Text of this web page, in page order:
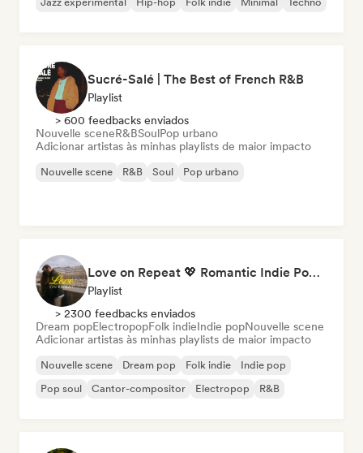
Sucré-Salé | The Best of French R&B
Playlist
> 600 feedbacks enviados
Nouvelle sceneR&BSoulPop urbano
Adicionar artistas às minhas playlists de maior impacto
Nouvelle scene R&B Soul Pop urbano
Love on Repeat 💖 Romantic Indie Pop, Neo Soul & Singer-Songwriter
Playlist
> 2300 feedbacks enviados
Dream popElectropopFolk indieIndie popNouvelle scene
Adicionar artistas às minhas playlists de maior impacto
Nouvelle scene Dream pop Folk indie
Indie pop
Pop soul
Cantor-compositor Electropop R&B